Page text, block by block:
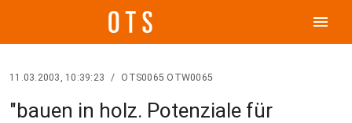
menu
11.03.2003, 10:39:23 / OTS0065 OTW0065
"bauen in holz. Potenziale für